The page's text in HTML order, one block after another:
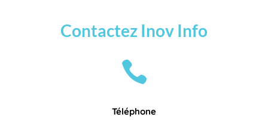
Contactez Inov Info

Téléphone